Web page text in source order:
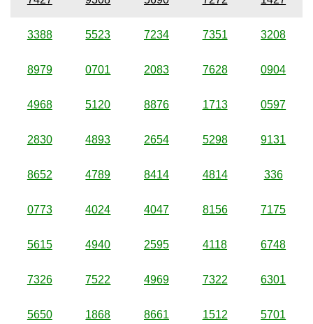
3388 5523 7234 7351 3208
8979 0701 2083 7628 0904
4968 5120 8876 1713 0597
2830 4893 2654 5298 9131
8652 4789 8414 4814 336
0773 4024 4047 8156 7175
5615 4940 2595 4118 6748
7326 7522 4969 7322 6301
5650 1868 8661 1512 5701